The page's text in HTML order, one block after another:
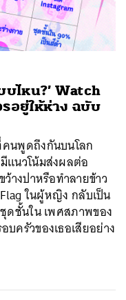
ไหน?’ Watch
อยู่ให้ห่าง ฉบับ
คนพูดถึงกันบนโลก
แนวโน้มส่งผลต่อ
างปาหรือทำลายข้าว
ในผู้หญิง กลับเป็น
ดชั้นใน เพศสภาพของ
ครัวของเธอเสียอย่าง